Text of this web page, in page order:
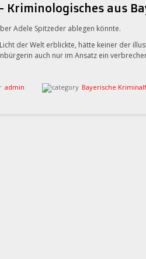
Kriminologisches aus
Adele Spitzeder ablegen könnte.
der Welt erblickte, hätte keiner der
auch nur im Ansatz ein
admin
Bayerische